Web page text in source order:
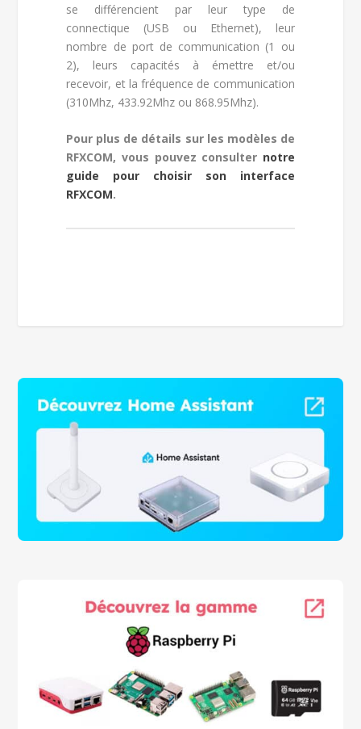
se différencient par leur type de
connectique (USB ou Ethernet), leur
nombre de port de communication (1 ou
2), leurs capacités à émettre et/ou
recevoir, et la fréquence de communication
(310Mhz, 433.92Mhz ou 868.95Mhz).
Pour plus de détails sur les modèles de
RFXCOM, vous pouvez consulter notre
guide pour choisir son interface
RFXCOM.